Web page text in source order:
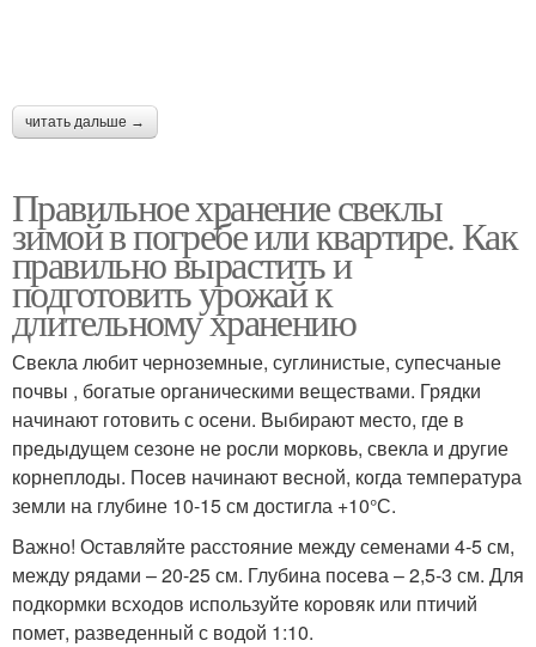
читать дальше →
Правильное хранение свеклы
зимой в погребе или квартире. Как
правильно вырастить и
подготовить урожай к
длительному хранению
Свекла любит черноземные, суглинистые, супесчаные
почвы , богатые органическими веществами. Грядки
начинают готовить с осени. Выбирают место, где в
предыдущем сезоне не росли морковь, свекла и другие
корнеплоды. Посев начинают весной, когда температура
земли на глубине 10-15 см достигла +10°С.
Важно! Оставляйте расстояние между семенами 4-5 см,
между рядами – 20-25 см. Глубина посева – 2,5-3 см. Для
подкормки всходов используйте коровяк или птичий
помет, разведенный с водой 1:10.